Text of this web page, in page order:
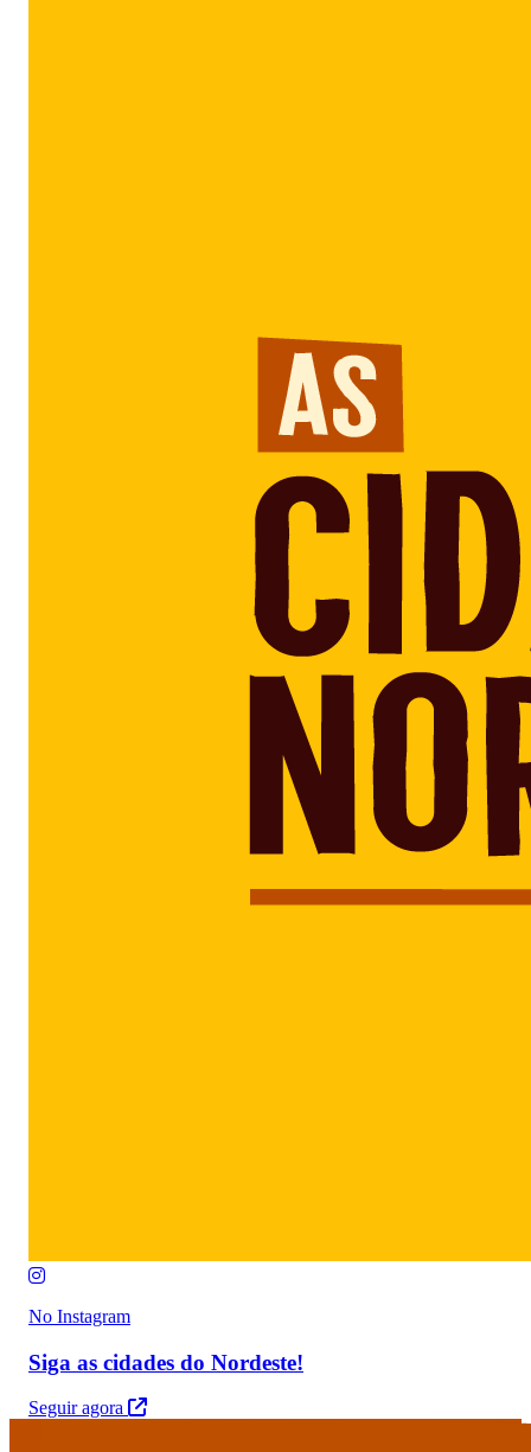
No Instagram
Siga as cidades do Nordeste!
Seguir agora